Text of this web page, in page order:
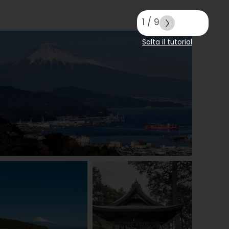
1 / 9
Salta il tutorial